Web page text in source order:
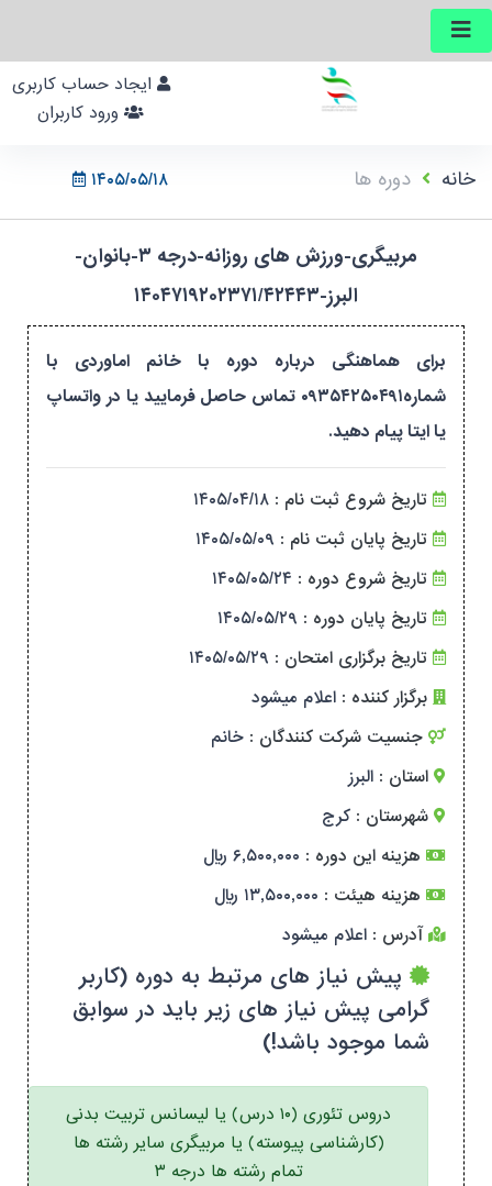
۱۴۰۵/۰۵/۱۸ خانه دوره ها
مربیگری-ورزش های روزانه-درجه ۳-بانوان-
البرز-۱۴۰۴۷۱۹۲۰۲۳۷۱/۴۲۴۴۳
برای هماهنگی درباره دوره با خانم اماوردی با
شماره۰۹۳۵۴۲۵۰۴۹۱ تماس حاصل فرمایید یا در واتساپ
یا ایتا پیام دهید.
تاریخ شروع ثبت نام : ۱۴۰۵/۰۴/۱۸
تاریخ پایان ثبت نام : ۱۴۰۵/۰۵/۰۹
تاریخ شروع دوره : ۱۴۰۵/۰۵/۲۴
تاریخ پایان دوره : ۱۴۰۵/۰۵/۲۹
تاریخ برگزاری امتحان : ۱۴۰۵/۰۵/۲۹
برگزار کننده : اعلام میشود
جنسیت شرکت کنندگان : خانم
استان : البرز
شهرستان : کرج
هزینه این دوره : ۶,۵۰۰,۰۰۰ ریال
هزینه هیئت : ۱۳,۵۰۰,۰۰۰ ریال
آدرس : اعلام میشود
پیش نیاز های مرتبط به دوره (کاربر
گرامی پیش نیاز های زیر باید در سوابق
شما موجود باشد!)
دروس تئوری (۱۰ درس) یا لیسانس تربیت بدنی
(کارشناسی پیوسته) یا مربیگری سایر رشته ها
تمام رشته ها درجه ۳